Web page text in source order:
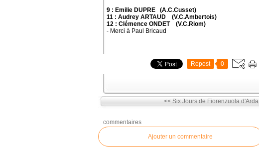
9 : Emilie DUPRE (A.C.Cusset)
11 : Audrey ARTAUD (V.C.Ambertois)
12 : Clémence ONDET (V.C.Riom)
- Merci à Paul Bricaud
Repost 0
<< Six Jours de Fiorenzuola d'Arda
commentaires
Ajouter un commentaire